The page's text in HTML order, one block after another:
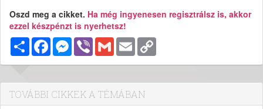
Oszd meg a cikket. Ha még ingyenesen regisztrálsz is, akkor
ezzel készpénzt is nyerhetsz!
MegosztásFacebookMessenger
Viber Gmail Email
TOVÁBBI CIKKEK A TÉMÁBAN